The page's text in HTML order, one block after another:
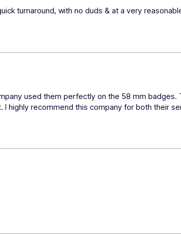
turnaround, with no duds & at a very
used them perfectly on the 58 mm
I highly recommend this company for both their